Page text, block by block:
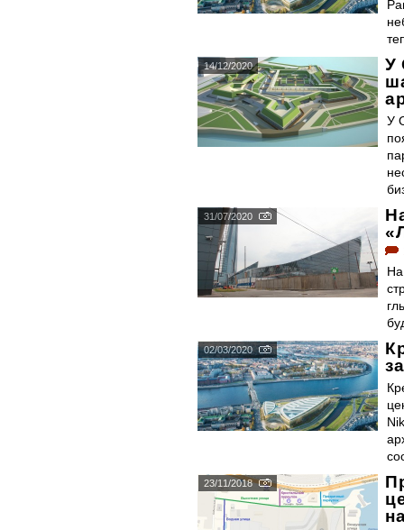
14/12/2020
У
У
31/07/2020
02/03/2020
23/11/2018